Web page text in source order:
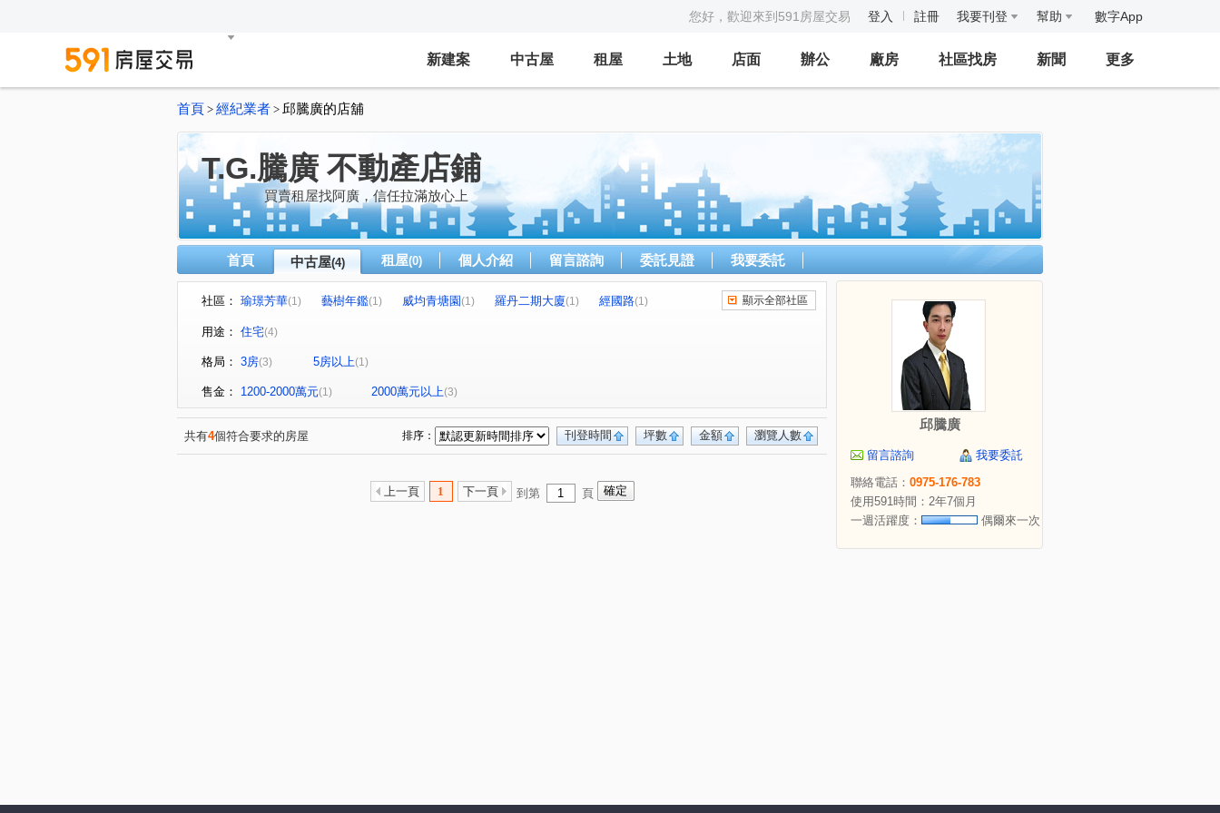
您好，歡迎來到591房屋交易 登入 註冊 我要刊登 幫助 數字App
新建案 中古屋 租屋 土地 店面 辦公 廠房 社區找房 新聞 更多
首頁 > 經紀業者 > 邱騰廣的店舖
T.G.騰廣 不動產店鋪
買賣租屋找阿廣，信任拉滿放心上
首頁 中古屋(4) 租屋(0) 個人介紹 留言諮詢 委託見證 我要委託
社區： 瑜璟芳華(1) 藝樹年鑑(1) 威均青塘園(1) 羅丹二期大廈(1) 經國路(1)
敬三街
顯示全部社區
用途： 住宅(4)
格局： 3房(3) 5房以上(1)
售金： 1200-2000萬元(1) 2000萬元以上(3)
共有4個符合要求的房屋 瀏覽人數
金額
坪數
刊登時間
排序：
上一頁 1 下一頁 到第 頁
邱騰廣
留言諮詢
我要委託
聯絡電話： 0975-176-783
使用591時間：2年7個月
一週活躍度：
偶爾來一次